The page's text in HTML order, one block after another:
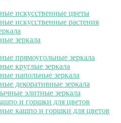
искусственные цветы
искусственные растения
зеркала
прямоугольные зеркала
круглые зеркала
напольные зеркала
декоративные зеркала
элитные зеркала
и горшки для цветов
кашпо и горшки для цветов